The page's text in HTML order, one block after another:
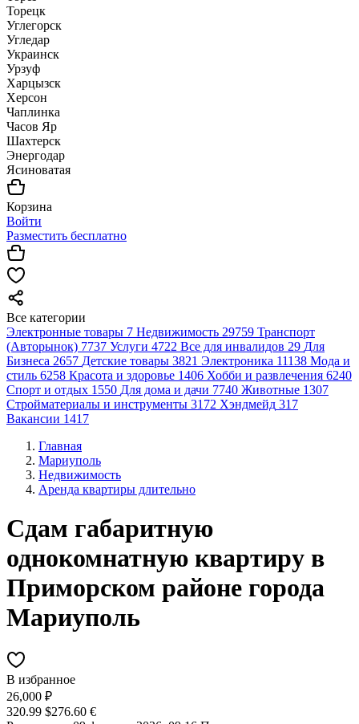
Торецк
Углегорск
Угледар
Украинск
Урзуф
Харцызск
Херсон
Чаплинка
Часов Яр
Шахтерск
Энергодар
Ясиноватая
Корзина
Войти
Разместить бесплатно
Все категории
Электронные товары 7 Недвижимость 29759 Транспорт
(Авторынок) 7737 Услуги 4722 Все для инвалидов 29 Для
Бизнеса 2657 Детские товары 3821 Электроника 11138 Мода и
стиль 6258 Красота и здоровье 1406 Хобби и развлечения 6240
Спорт и отдых 1550 Для дома и дачи 7740 Животные 1307
Стройматериалы и инструменты 3172 Хэндмейд 317
Вакансии 1417
Главная
Мариуполь
Недвижимость
Аренда квартиры длительно
Сдам габаритную
однокомнатную квартиру в
Приморском районе города
Мариуполь
В избранное
26,000 ₽
320.99 $276.60 €